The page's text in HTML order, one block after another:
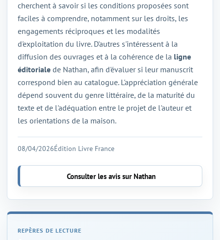
cherchent à savoir si les conditions proposées sont
faciles à comprendre, notamment sur les droits, les
engagements réciproques et les modalités
d'exploitation du livre. D'autres s'intéressent à la
diffusion des ouvrages et à la cohérence de la ligne
éditoriale de Nathan, afin d'évaluer si leur manuscrit
correspond bien au catalogue. L'appréciation générale
dépend souvent du genre littéraire, de la maturité du
texte et de l'adéquation entre le projet de l'auteur et
les orientations de la maison.
08/04/2026Édition Livre France
Consulter les avis sur Nathan